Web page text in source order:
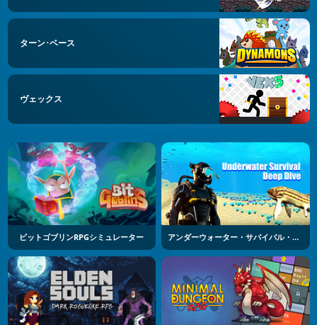
ターン･ベース
ヴェックス
ビットゴブリンRPGシミュレーター アンダーウォーター・サバイバル・ディープ・ダイブ